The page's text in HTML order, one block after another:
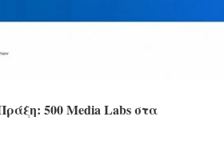
500 Media Labs στα